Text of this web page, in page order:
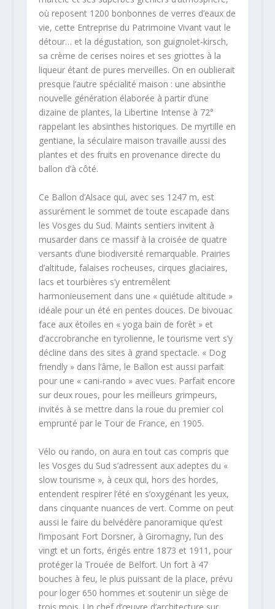
où reposent 1200 bonbonnes de verres d’eaux de
vie, cette Entreprise du Patrimoine Vivant vaut le
détour… et la dégustation, son guignolet-kirsch,
sa crème de cerises noires et ses griottes à la
liqueur étant de pures merveilles. On en oublierait
presque l’autre spécialité maison : une absinthe
nouvelle génération élaborée à partir d’une
dizaine de plantes, la Libertine Intense à 72°
rappelant les absinthes historiques. De myrtille en
gentiane, la séculaire maison travaille aussi des
plantes et des fruits en provenance directe du
ballon d’à côté.
Ce Ballon d’Alsace qui, avec ses 1247 m, est
assurément le sommet de toute escapade dans
les Vosges du Sud. Maints sentiers invitent à
musarder dans ce massif à la croisée de quatre
versants d’une biodiversité remarquable. Prairies
d’altitude, falaises rocheuses, cirques glaciaires,
lacs et tourbières s’y entremêlent
harmonieusement dans une « quiétude altitude »
idéale pour un été en pentes douces. De bivouac
face aux étoiles en « yoga bain de forêt » et
d’accrobranche en tyrolienne, le tourisme vert s’y
décline dans des sites à grand spectacle. « Dog
friendly » dans l’âme, le Ballon est aussi parfait
pour une « cani-rando » avec vues. Parfait encore
sur deux roues, pour les meilleurs grimpeurs,
invités à se mettre dans la roue du premier col
emprunté par le Tour de France, en 1905.
Vélo ou rando, on aura en tout cas compris que
les Vosges du Sud s’adressent aux adeptes du «
slow tourisme », à ceux qui, hors des hordes,
entendent respirer l’été en s’oxygénant les yeux,
dans cinquante nuances de vert. Comme on peut
aussi le faire du belvédère panoramique qu’est
l’imposant Fort Dorsner, à Giromagny, l’un des
vingt et un forts, érigés entre 1873 et 1911, pour
protéger la Trouée de Belfort. Un fort à 47
bouches à feu, le plus puissant de la place, prévu
pour loger 650 hommes et soutenir un siège de
trois mois. Un chef d’œuvre d’architecture sur